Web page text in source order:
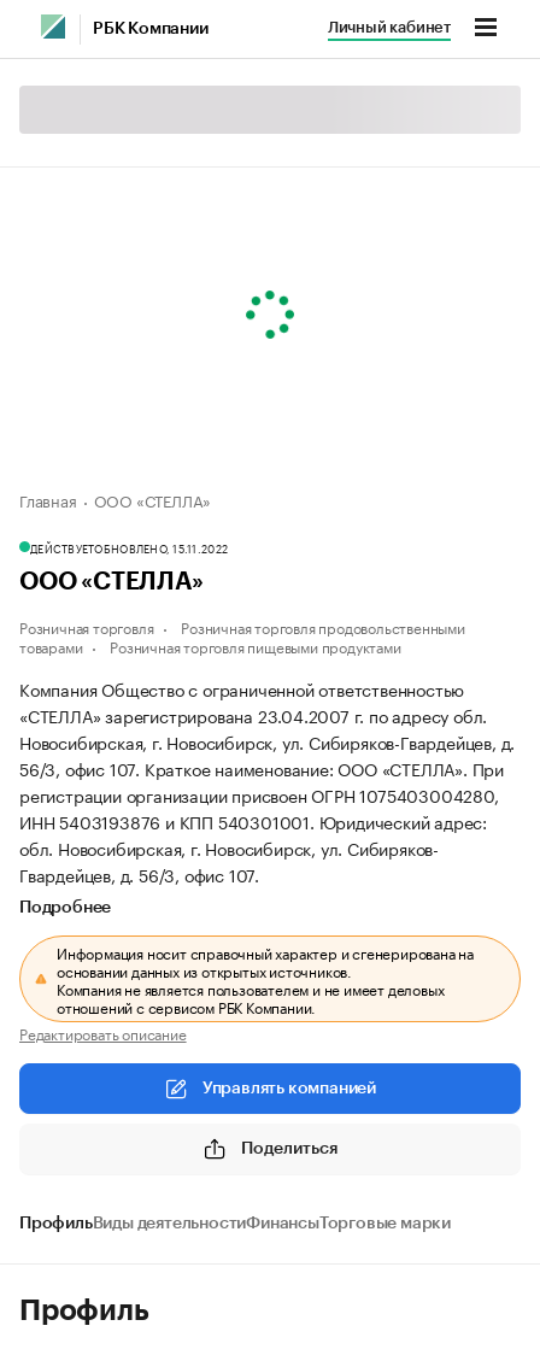
РБК Компании Личный кабинет
Главная ООО «СТЕЛЛА»
ДЕЙСТВУЕТОБНОВЛЕНО, 15.11.2022
ООО «СТЕЛЛА»
Розничная торговля
Розничная торговля продовольственными
товарами
Розничная торговля пищевыми продуктами
Компания Общество с ограниченной ответственностью
«СТЕЛЛА» зарегистрирована 23.04.2007 г. по адресу обл.
Новосибирская, г. Новосибирск, ул. Сибиряков-Гвардейцев, д.
56/3, офис 107. Краткое наименование: ООО «СТЕЛЛА». При
регистрации организации присвоен ОГРН 1075403004280,
ИНН 5403193876 и КПП 540301001. Юридический адрес:
обл. Новосибирская, г. Новосибирск, ул. Сибиряков-
Гвардейцев, д. 56/3, офис 107.
Подробнее
Информация носит справочный характер и сгенерирована на
основании данных из открытых источников.
Компания не является пользователем и не имеет деловых
отношений с сервисом РБК Компании.
Редактировать описание
Управлять компанией
Поделиться
ПрофильВиды деятельностиФинансыТорговые марки
Профиль